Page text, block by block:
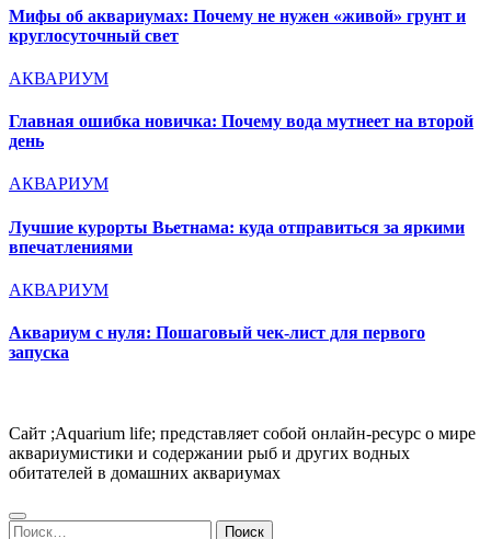
Мифы об аквариумах: Почему не нужен «живой» грунт и
круглосуточный свет
АКВАРИУМ
Главная ошибка новичка: Почему вода мутнеет на второй
день
АКВАРИУМ
Лучшие курорты Вьетнама: куда отправиться за яркими
впечатлениями
АКВАРИУМ
Аквариум с нуля: Пошаговый чек-лист для первого
запуска
Сайт ;Aquarium life; представляет собой онлайн-ресурс о мире
аквариумистики и содержании рыб и других водных
обитателей в домашних аквариумах
Найти: